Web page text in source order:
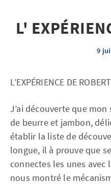
L'
9
L’EXPÉRIENCE DE ROBERT
J’ai découverte que
de beurre et jambon,
établir la liste de
longue, il à prouve que
connectes les unes avec
nous montré le